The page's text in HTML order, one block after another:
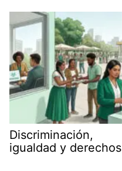
Discriminación,
igualdad y derechos